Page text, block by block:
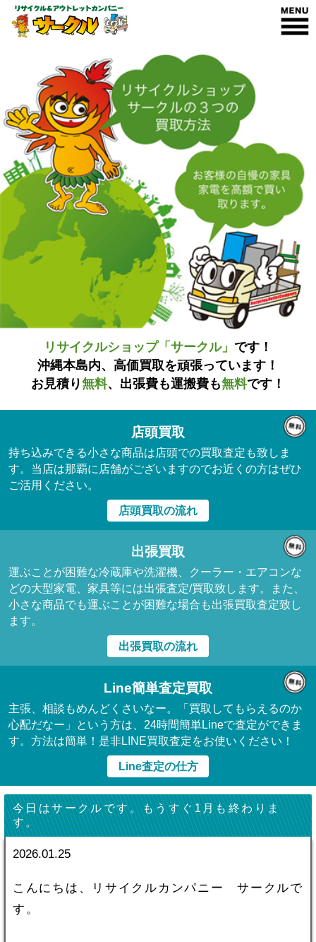
リサイクルショップ「サークル」 です！
沖縄本島内、高価買取を頑張っています！
お見積り無料、出張費も運搬費も無料です！
店頭買取
持ち込みできる小さな商品は店頭での買取査定も致しま
す。当店は那覇に店舗がございますのでお近くの方はぜひ
ご活用ください。
店頭買取の流れ
出張買取
運ぶことが困難な冷蔵庫や洗濯機、クーラー・エアコンな
どの大型家電、家具等には出張査定/買取致します。また、
小さな商品でも運ぶことが困難な場合も出張買取査定致し
ます。
出張買取の流れ
Line簡単査定買取
主張、相談もめんどくさいなー。「買取してもらえるのか
心配だなー」という方は、24時間簡単Lineで査定ができま
す。方法は簡単！是非LINE買取査定をお使いください！
Line査定の仕方
今日はサークルです。もうすぐ1月も終わりま
す。
2026.01.25
こんにちは、リサイクルカンパニー サークルで
す。